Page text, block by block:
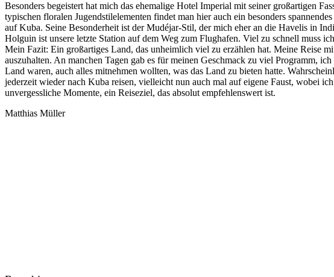
Besonders begeistert hat mich das ehemalige Hotel Imperial mit seiner großartigen
typischen floralen Jugendstilelementen findet man hier auch ein besonders
auf Kuba. Seine Besonderheit ist der Mudéjar-Stil, der mich eher an die Havelis in
Holguin ist unsere letzte Station auf dem Weg zum Flughafen. Viel zu schnell muss
Mein Fazit: Ein großartiges Land, das unheimlich viel zu erzählen hat. Meine Reise
auszuhalten. An manchen Tagen gab es für meinen Geschmack zu viel Programm,
Land waren, auch alles mitnehmen wollten, was das Land zu bieten hatte.
jederzeit wieder nach Kuba reisen, vielleicht nun auch mal auf eigene Faust, wobei
unvergessliche Momente, ein Reiseziel, das absolut empfehlenswert ist.
Matthias Müller